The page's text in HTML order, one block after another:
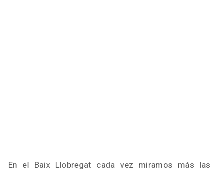
En el Baix Llobregat cada vez miramos más las